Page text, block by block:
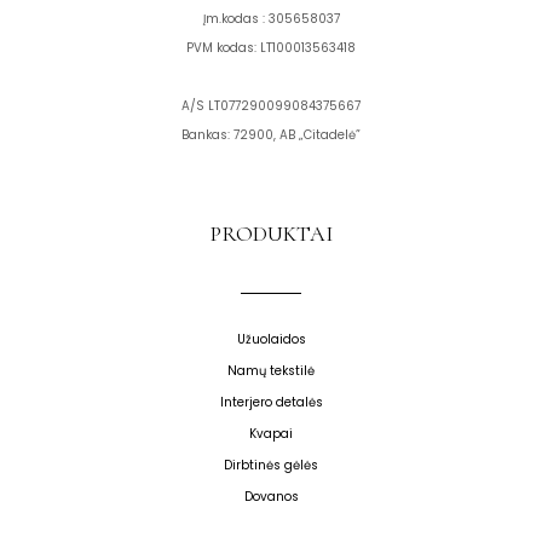
Įm.kodas : 305658037
PVM kodas: LT100013563418
A/S LT077290099084375667
Bankas: 72900, AB „Citadelė”
PRODUKTAI
Užuolaidos
Namų tekstilė
Interjero detalės
Kvapai
Dirbtinės gėlės
Dovanos